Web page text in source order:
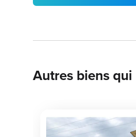
Autres biens